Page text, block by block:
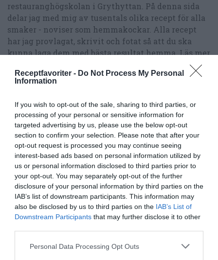
Receptfavoriter - Do Not Process My Personal
Information
If you wish to opt-out of the sale, sharing to third parties, or
processing of your personal or sensitive information for
targeted advertising by us, please use the below opt-out
section to confirm your selection. Please note that after your
opt-out request is processed you may continue seeing
interest-based ads based on personal information utilized by
us or personal information disclosed to third parties prior to
your opt-out. You may separately opt-out of the further
disclosure of your personal information by third parties on the
IAB’s list of downstream participants. This information may
also be disclosed by us to third parties on the IAB’s List of
Downstream Participants that may further disclose it to other
Personal Data Processing Opt Outs
restauranghögskolan i Grythyttan. På denna sida
delar jag med mig av tusentals olika recept för alla
smaker - noviser som hemmakockar. Alla recept
har jag provlagat, skrivit och fotat så att du ska
kunna laga dem med bästa resultat hemma. Läs mer
Tillbehör och liknande:
RECEPT